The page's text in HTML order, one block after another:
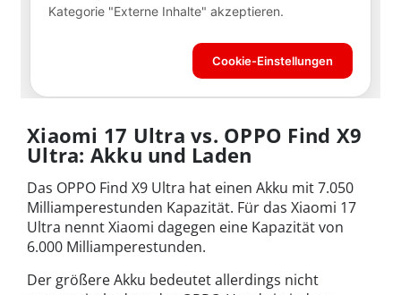
Xiaomi 17 Ultra vs. OPPO Find X9
Ultra: Akku und Laden
Das OPPO Find X9 Ultra hat einen Akku mit 7.050
Milliamperestunden Kapazität. Für das Xiaomi 17
Ultra nennt Xiaomi dagegen eine Kapazität von
6.000 Milliamperestunden.
Der größere Akku bedeutet allerdings nicht